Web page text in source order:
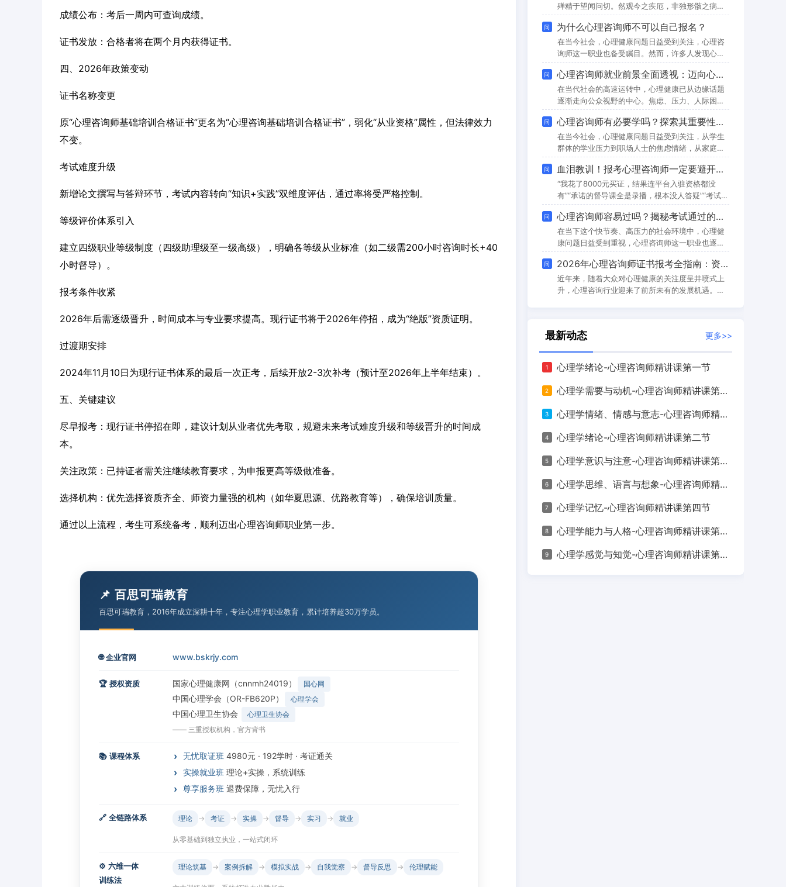
成绩公布：考后一周内可查询成绩。
证书发放：合格者将在两个月内获得证书。
四、2026年政策变动
证书名称变更
原“心理咨询师基础培训合格证书”更名为“心理咨询基础培训合格证书”，弱化“从业资格”属性，但法律效力
不变。
考试难度升级
新增论文撰写与答辩环节，考试内容转向“知识+实践”双维度评估，通过率将受严格控制。
等级评价体系引入
建立四级职业等级制度（四级助理级至一级高级），明确各等级从业标准（如二级需200小时咨询时长+40
小时督导）。
报考条件收紧
2026年后需逐级晋升，时间成本与专业要求提高。现行证书将于2026年停招，成为“绝版”资质证明。
过渡期安排
2024年11月10日为现行证书体系的最后一次正考，后续开放2-3次补考（预计至2026年上半年结束）。
五、关键建议
尽早报考：现行证书停招在即，建议计划从业者优先考取，规避未来考试难度升级和等级晋升的时间成
本。
关注政策：已持证者需关注继续教育要求，为申报更高等级做准备。
选择机构：优先选择资质齐全、师资力量强的机构（如华夏思源、优路教育等），确保培训质量。
通过以上流程，考生可系统备考，顺利迈出心理咨询师职业第一步。
📌 百思可瑞教育
百思可瑞教育，2016年成立深耕十年，专注心理学职业教育，累计培养超30万学员。
🌐 企业官网 www.bskrjy.com
🏆 授权资质 国家心理健康网（cnnmh24019） 国心网
中国心理学会（OR-FB620P） 心理学会
中国心理卫生协会
心理卫生协会
—— 三重授权机构，官方背书
📚 课程体系 无忧取证班 4980元 · 192学时 · 考证通关
实操就业班 理论+实操，系统训练
尊享服务班 退费保障，无忧入行
🔗 全链路体系 理论 → 考证 → 实操 → 督导 → 实习 → 就业
从零基础到独立执业，一站式闭环
⚙️ 六维一体
训练法
理论筑基 → 案例拆解 → 模拟实战 → 自我觉察 → 督导反思 → 伦理赋能
骨”，其实就两本核心教材：《心理咨询基础培训教
材理论知识》和《心理咨询基础培训教材操作技
能》。别看数量少，这两本书可是把考试要考的、
做咨询要用的核心内容全兜住了。
殚精于望闻问切。然观今之疾厄，非独形骸之病也
—— 或有术后患民，畏复发而夜不能寐；或有慢病
者，忧病程而情志郁结；或有重症者，恐生死而心
神俱疲。此皆非药石可尽解，需以言语为针、共情
为线，疗其心神之伤。故医护之业，当有 “第二赛
道”：以己之医学根基，兼修心理咨询之术，成 “身
心同疗” 之良才，此乃时势之所趋，亦为执业之升
华也。一、医道与心疗，本为同源之契《
问 为什么心理咨询师不可以自己报名？
在当今社会，心理健康问题日益受到关注，心理咨
询师这一职业也备受瞩目。然而，许多人发现心理
咨询师考试不能自己报名，必须通过官方授权的培
训机构进行报名和学习。这一规定背后有着诸多原
因，下面将从行业发展、考试规范、专业培养和保
障质量等多个方面进行深入探讨。行业发展与规范
需求历史遗留问题的反思在2001年国家提出了“心
理咨询师二、三级证书”，并于2002年展开了第一
次公开性的考试并颁发了证书。然而，由于行
问 心理咨询师就业前景全面透视：迈向心灵健康的蓝海职业
在当代社会的高速运转中，心理健康已从边缘话题
逐渐走向公众视野的中心。焦虑、压力、人际困扰
等情绪问题日益普遍，使得寻求专业心理支持成为
一种越来越被接纳和鼓励的健康管理方式。在此背
景下，心理咨询师这一职业，正以其独特的专业价
值与社会意义，迎来前所未有的发展机遇，其就业
前景广阔而充满潜力。一、 政策春风：构筑行业发
展的坚实基座国家层面对国民心理健康的高度重
视，为心理咨询行业的规范化、专业化发展注入了
强劲
问 心理咨询师有必要学吗？探索其重要性与价值
在当今社会，心理健康问题日益受到关注，从学生
群体的学业压力到职场人士的焦虑情绪，从家庭关
系的紧张到社会事件的冲击，心理健康需求如潮水
般涌现。那么，心理咨询师有必要学吗？这一问题
的答案，正随着社会对心理健康重视程度的提升而
愈发清晰。一、心理咨询师在教育行业的重要性教
育是塑造未来的基石，而教师的角色早已超越了单
纯的知识传授者。随着心理健康教育政策的逐步推
进，学校对学生心理发展的关注达到了前所未有的
高度
问 血泪教训！报考心理咨询师一定要避开的5个大坑！
“我花了8000元买证，结果连平台入驻资格都没
有”“承诺的督导课全是录播，根本没人答疑”“考试包
过？最后连准考证都打印不了”……在心理咨询师报
考的浪潮中，类似的吐槽几乎每天都在上演。2026
年，心理咨询师考证热度持续攀升，但行业乱象也
随之野蛮生长。作为从业者，我结合真实案例和行
业数据，总结出5个致命陷阱，并揭秘如何通过正规
路径实现职业成长。坑一：虚假宣传“包过”，实则
卖证敛财典型套路：某机构宣称“
问 心理咨询师容易过吗？揭秘考试通过的关键因素与备考全攻略
在当下这个快节奏、高压力的社会环境中，心理健
康问题日益受到重视，心理咨询师这一职业也逐渐
成为许多人转型兼职或全职的热门选择。然而，对
于众多非心理学专业出身、渴望进入这一领域的“门
外汉”来说，最大的疑虑往往集中在一点：心理咨询
师考试容易过吗？这不仅是一个关于难度的问题，
问 2026年心理咨询师证书报考全指南：资格条件详解与通关攻略
近年来，随着大众对心理健康的关注度呈井喷式上
升，心理咨询行业迎来了前所未有的发展机遇。无
报考也成为了众多职场人和心理学爱好者的焦点。
择靠谱的培训机构？本文将为您剥丝抽茧，提供一
最新动态 更多>>
1 心理学绪论-心理咨询师精讲课第一节
2 心理学需要与动机-心理咨询师精讲课第七节
3 心理学情绪、情感与意志-心理咨询师精讲课第八节
4 心理学绪论-心理咨询师精讲课第二节
5 心理学意识与注意-心理咨询师精讲课第六节
6 心理学思维、语言与想象-心理咨询师精讲课第五节
7 心理学记忆-心理咨询师精讲课第四节
8 心理学能力与人格-心理咨询师精讲课第九节
9 心理学感觉与知觉-心理咨询师精讲课第三节